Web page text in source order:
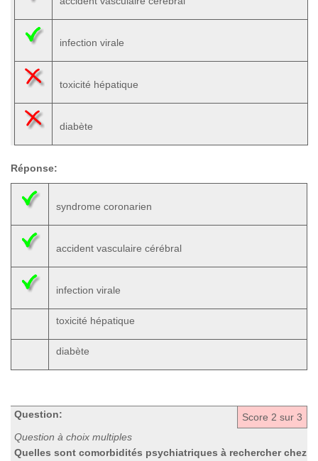
infection virale
toxicité hépatique
diabète
Réponse:
syndrome coronarien
accident vasculaire cérébral
infection virale
toxicité hépatique
diabète
Score 2 sur 3
Question:
Question à choix multiples
Quelles sont comorbidités psychiatriques à rechercher chez